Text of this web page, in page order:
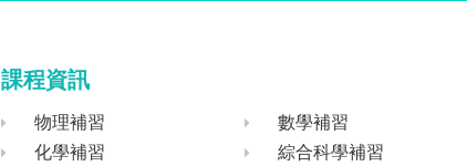
課程資訊
物理補習
化學補習
數學補習
綜合科學補習